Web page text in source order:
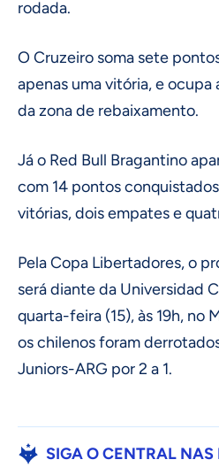
rodada.
O Cruzeiro soma sete
apenas uma vitória, e ocupa
da zona de rebaixamento.
Já o Red Bull Bragantino
com 14 pontos
vitórias, dois empates e
Pela Copa Libertadores, o
será diante da Universidad
quarta-feira (15), às 19h, no
os chilenos foram
Juniors-ARG por 2 a 1.
SIGA O CENTRAL NAS